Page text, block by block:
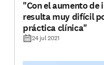
"Con el aumento
resulta muy difícil
práctica clínica"
24 jul 2021